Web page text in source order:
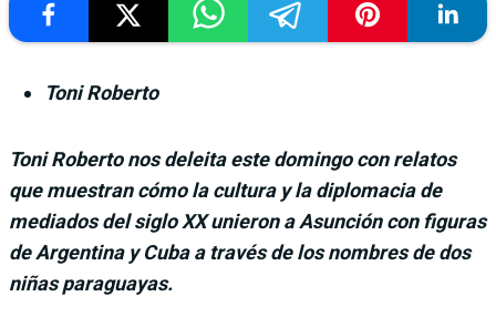
Toni Roberto
Toni Roberto nos deleita este domingo con relatos
que muestran cómo la cultura y la diplomacia de
mediados del siglo XX unieron a Asunción con figuras
de Argentina y Cuba a través de los nombres de dos
niñas paraguayas.